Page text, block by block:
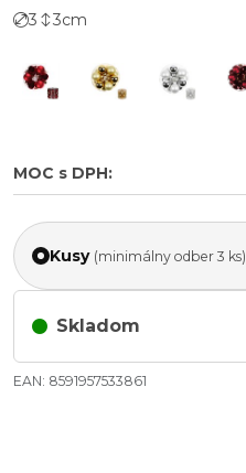
3 3cm
MOC s DPH:
Kusy (minimálny odber 3 ks)
Skladom
EAN: 8591957533861